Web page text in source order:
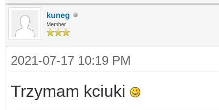
kuneg
Member
2021-07-17 10:19 PM
Trzymam kciuki